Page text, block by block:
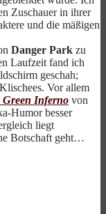
Zuschauer in ihrer
und die mäßigen
Danger Park zu
Laufzeit fand ich
geschah;
Vor allem
Green Inferno von
Humor besser
liegt
Botschaft geht…